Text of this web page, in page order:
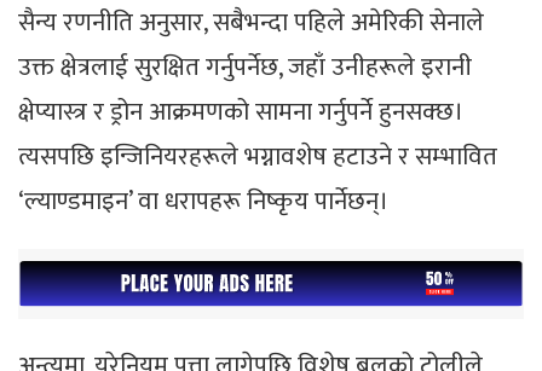
सैन्य रणनीति अनुसार, सबैभन्दा पहिले अमेरिकी सेनाले
उक्त क्षेत्रलाई सुरक्षित गर्नुपर्नेछ, जहाँ उनीहरूले इरानी
क्षेप्यास्त्र र ड्रोन आक्रमणको सामना गर्नुपर्ने हुनसक्छ।
त्यसपछि इन्जिनियरहरूले भग्नावशेष हटाउने र सम्भावित
‘ल्याण्डमाइन’ वा धरापहरू निष्कृय पार्नेछन्।